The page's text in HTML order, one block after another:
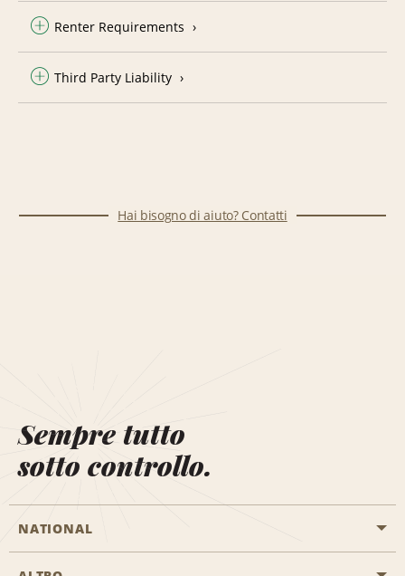
Renter Requirements
Third Party Liability
Hai bisogno di aiuto? Contatti
Sempre tutto
sotto controllo.
NATIONAL